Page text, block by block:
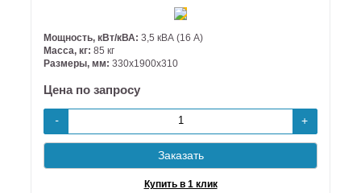
Мощность, кВт/кВА: 3,5 кВА (16 А)
Масса, кг: 85 кг
Размеры, мм: 330х1900х310
Цена по запросу
- +
Заказать
Купить в 1 клик